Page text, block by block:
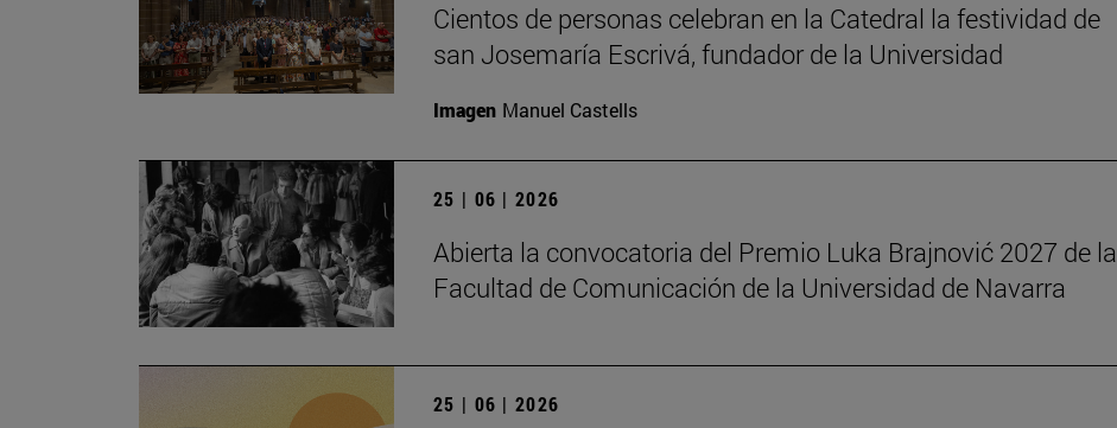
Cientos de personas celebran en la Catedral la festividad de
san Josemaría Escrivá, fundador de la Universidad
Imagen Manuel Castells
25 | 06 | 2026
Abierta la convocatoria del Premio Luka Brajnović 2027 de la
Facultad de Comunicación de la Universidad de Navarra
25 | 06 | 2026